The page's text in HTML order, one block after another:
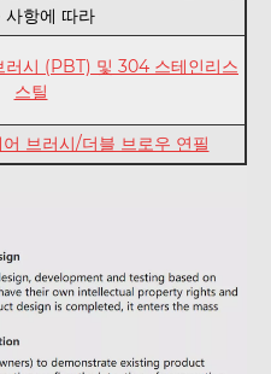
사항에 따라
시 (PBT) 및 304 스테인리스
스틸
브러시/더블 브로우 연필